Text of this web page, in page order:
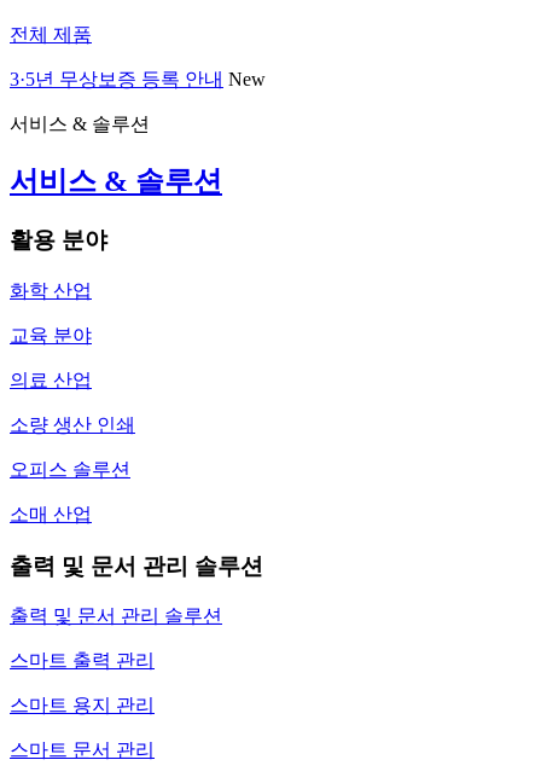
전체 제품
3·5년 무상보증 등록 안내 New
서비스 & 솔루션
서비스 & 솔루션
활용 분야
화학 산업
교육 분야
의료 산업
소량 생산 인쇄
오피스 솔루션
소매 산업
출력 및 문서 관리 솔루션
출력 및 문서 관리 솔루션
스마트 출력 관리
스마트 용지 관리
스마트 문서 관리